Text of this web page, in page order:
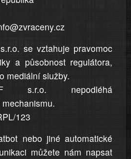
se vztahuje pravomoc
a působnost regulátora,
mediální služby.
s.r.o. nepodléhá
123
nebo jiné automatické
můžete nám napsat